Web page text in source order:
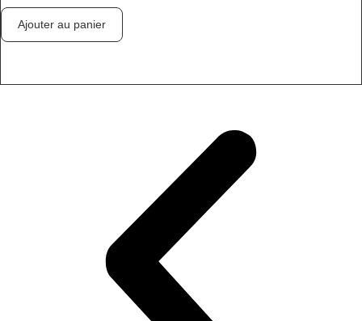
Ajouter au panier